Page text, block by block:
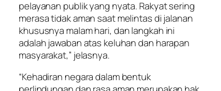
pelayanan publik yang nyata. Rakyat sering
merasa tidak aman saat melintas di jalanan
khususnya malam hari, dan langkah ini
adalah jawaban atas keluhan dan harapan
masyarakat,” jelasnya.
“Kehadiran negara dalam bentuk